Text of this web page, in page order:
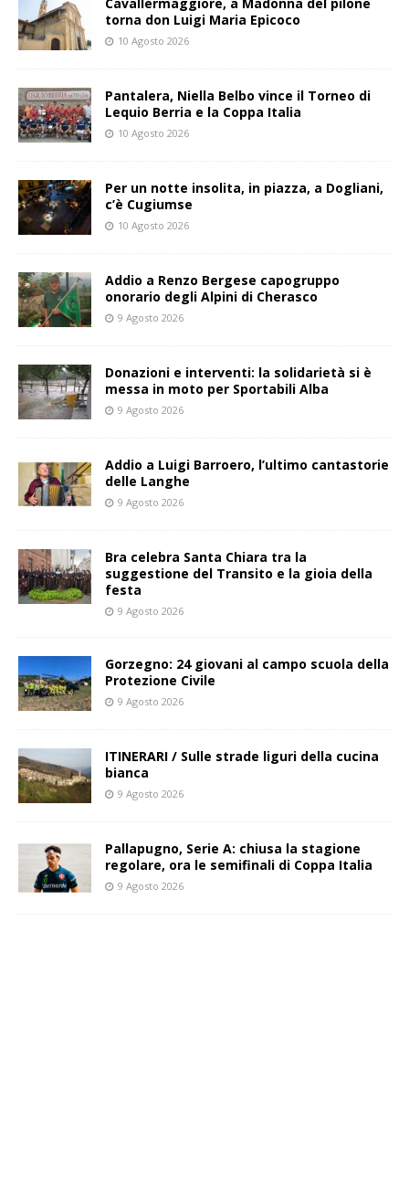
torna don Luigi Maria Epicoco
10 Agosto 2026
Pantalera, Niella Belbo vince il Torneo di
Lequio Berria e la Coppa Italia
10 Agosto 2026
Per un notte insolita, in piazza, a Dogliani,
c’è Cugiumse
10 Agosto 2026
Addio a Renzo Bergese capogruppo
onorario degli Alpini di Cherasco
9 Agosto 2026
Donazioni e interventi: la solidarietà si è
messa in moto per Sportabili Alba
9 Agosto 2026
Addio a Luigi Barroero, l’ultimo cantastorie
delle Langhe
9 Agosto 2026
Bra celebra Santa Chiara tra la
suggestione del Transito e la gioia della
festa
9 Agosto 2026
Gorzegno: 24 giovani al campo scuola della
Protezione Civile
9 Agosto 2026
ITINERARI / Sulle strade liguri della cucina
bianca
9 Agosto 2026
Pallapugno, Serie A: chiusa la stagione
regolare, ora le semifinali di Coppa Italia
9 Agosto 2026